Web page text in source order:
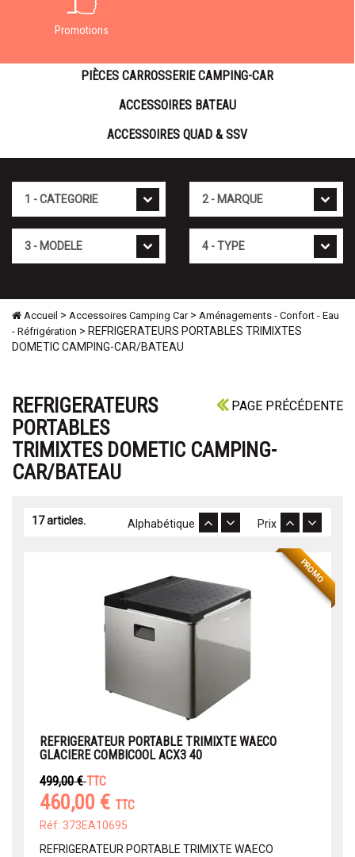
Promotions
PIÈCES CARROSSERIE CAMPING-CAR
ACCESSOIRES BATEAU
ACCESSOIRES QUAD & SSV
Accueil > Accessoires Camping Car> Aménagements - Confort - Eau
- Réfrigération > REFRIGERATEURS PORTABLES TRIMIXTES
DOMETIC CAMPING-CAR/BATEAU
PAGE PRÉCÉDENTE
REFRIGERATEURS
PORTABLES
TRIMIXTES DOMETIC CAMPING-
CAR/BATEAU
17 articles. Prix
Alphabétique
PROMO
REFRIGERATEUR PORTABLE TRIMIXTE WAECO
GLACIERE COMBICOOL ACX3 40
499,00 €TTC
460,00 € TTC
Réf: 373EA10695
REFRIGERATEUR PORTABLE TRIMIXTE WAECO